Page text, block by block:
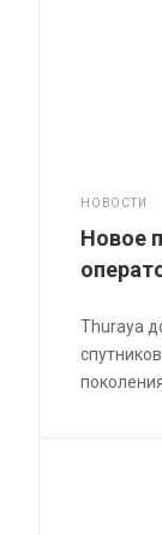
НОВОСТИ
Новое
Thuraya